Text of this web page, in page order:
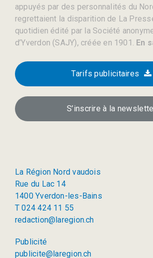
appuyés par des personnalités du
regrettaient la disparition de La
quotidien édité par la Société
d’Yverdon (SAJY), créée en 1901. En
Tarifs publicitaires
S’inscrire à la
La Région Nord vaudois
Rue du Lac 14
1400 Yverdon-les-Bains
T 024 424 11 55
redaction@laregion.ch
Publicité
publicite@laregion.ch